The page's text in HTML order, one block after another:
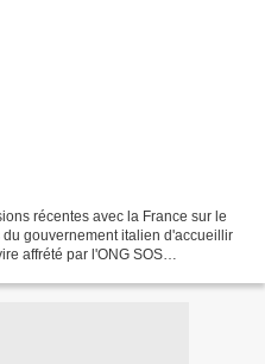
récentes avec la France sur le
gouvernement italien d'accueillir
affrété par l'ONG SOS